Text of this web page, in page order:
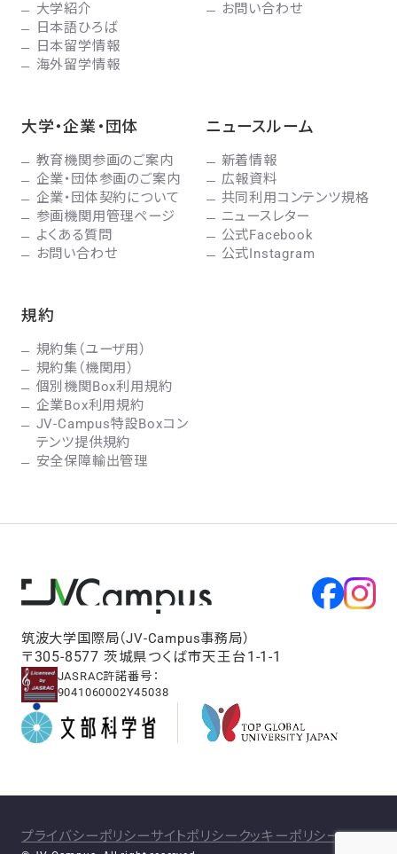
大学紹介
日本語ひろば
日本留学情報
海外留学情報
お問い合わせ
大学・企業・団体
教育機関参画のご案内
企業・団体参画のご案内
企業・団体契約について
参画機関用管理ページ
よくある質問
お問い合わせ
ニュースルーム
新着情報
広報資料
共同利用コンテンツ規格
ニュースレター
公式Facebook
公式Instagram
規約
規約集（ユーザ用）
規約集（機関用）
個別機関Box利用規約
企業Box利用規約
JV-Campus特設Boxコン
テンツ提供規約
安全保障輸出管理
筑波大学国際局（JV-Campus事務局）
〒305-8577 茨城県つくば市天王台1-1-1
JASRAC許諾番号：
9041060002Y45038
プライバシーポリシーサイトポリシー クッキーポリシー